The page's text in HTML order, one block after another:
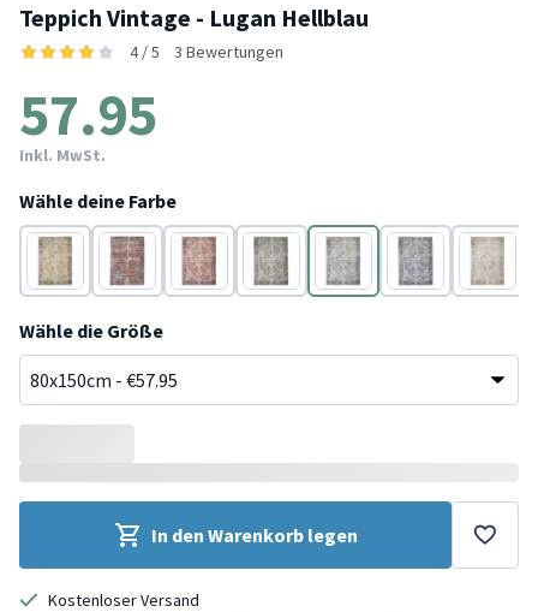
Teppich Vintage - Lugan Hellblau
4 / 5 3 Bewertungen
57.95
Inkl. MwSt.
Wähle deine Farbe
Gelb Rot Rot Grau Blau Taupe Braun
Wähle die Größe
In den Warenkorb legen
Kostenloser Versand